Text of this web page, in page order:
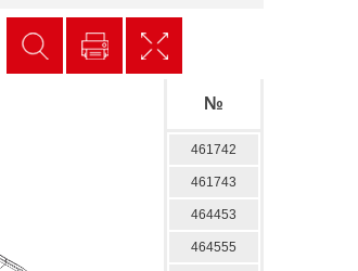
№
461742
461743
464453
464555